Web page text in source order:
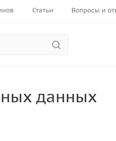
Статьи Вопросы и
данных